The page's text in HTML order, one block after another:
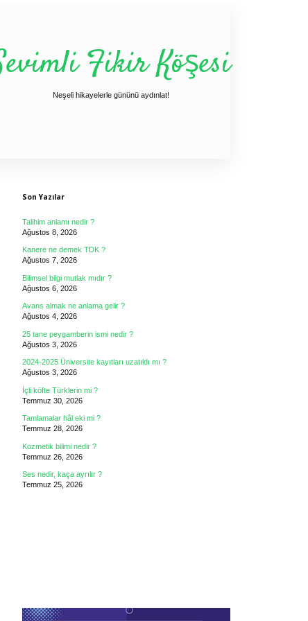
Fikir Köşesi
Neşeli hikayelerle gününü aydınlat!
Son Yazılar
Talihim anlamı nedir ?
Ağustos 8, 2026
Kanere ne demek TDK ?
Ağustos 7, 2026
Bilimsel bilgi mutlak mıdır ?
Ağustos 6, 2026
Avans almak ne anlama gelir ?
Ağustos 4, 2026
25 tane peygamberin ismi nedir ?
Ağustos 3, 2026
2024-2025 Üniversite kayıtları uzatıldı mı ?
Ağustos 3, 2026
İçli köfte Türklerin mi ?
Temmuz 30, 2026
Tamlamalar hâl eki mi ?
Temmuz 28, 2026
Kozmetik bilimi nedir ?
Temmuz 26, 2026
Ses nedir, kaça ayrılır ?
Temmuz 25, 2026